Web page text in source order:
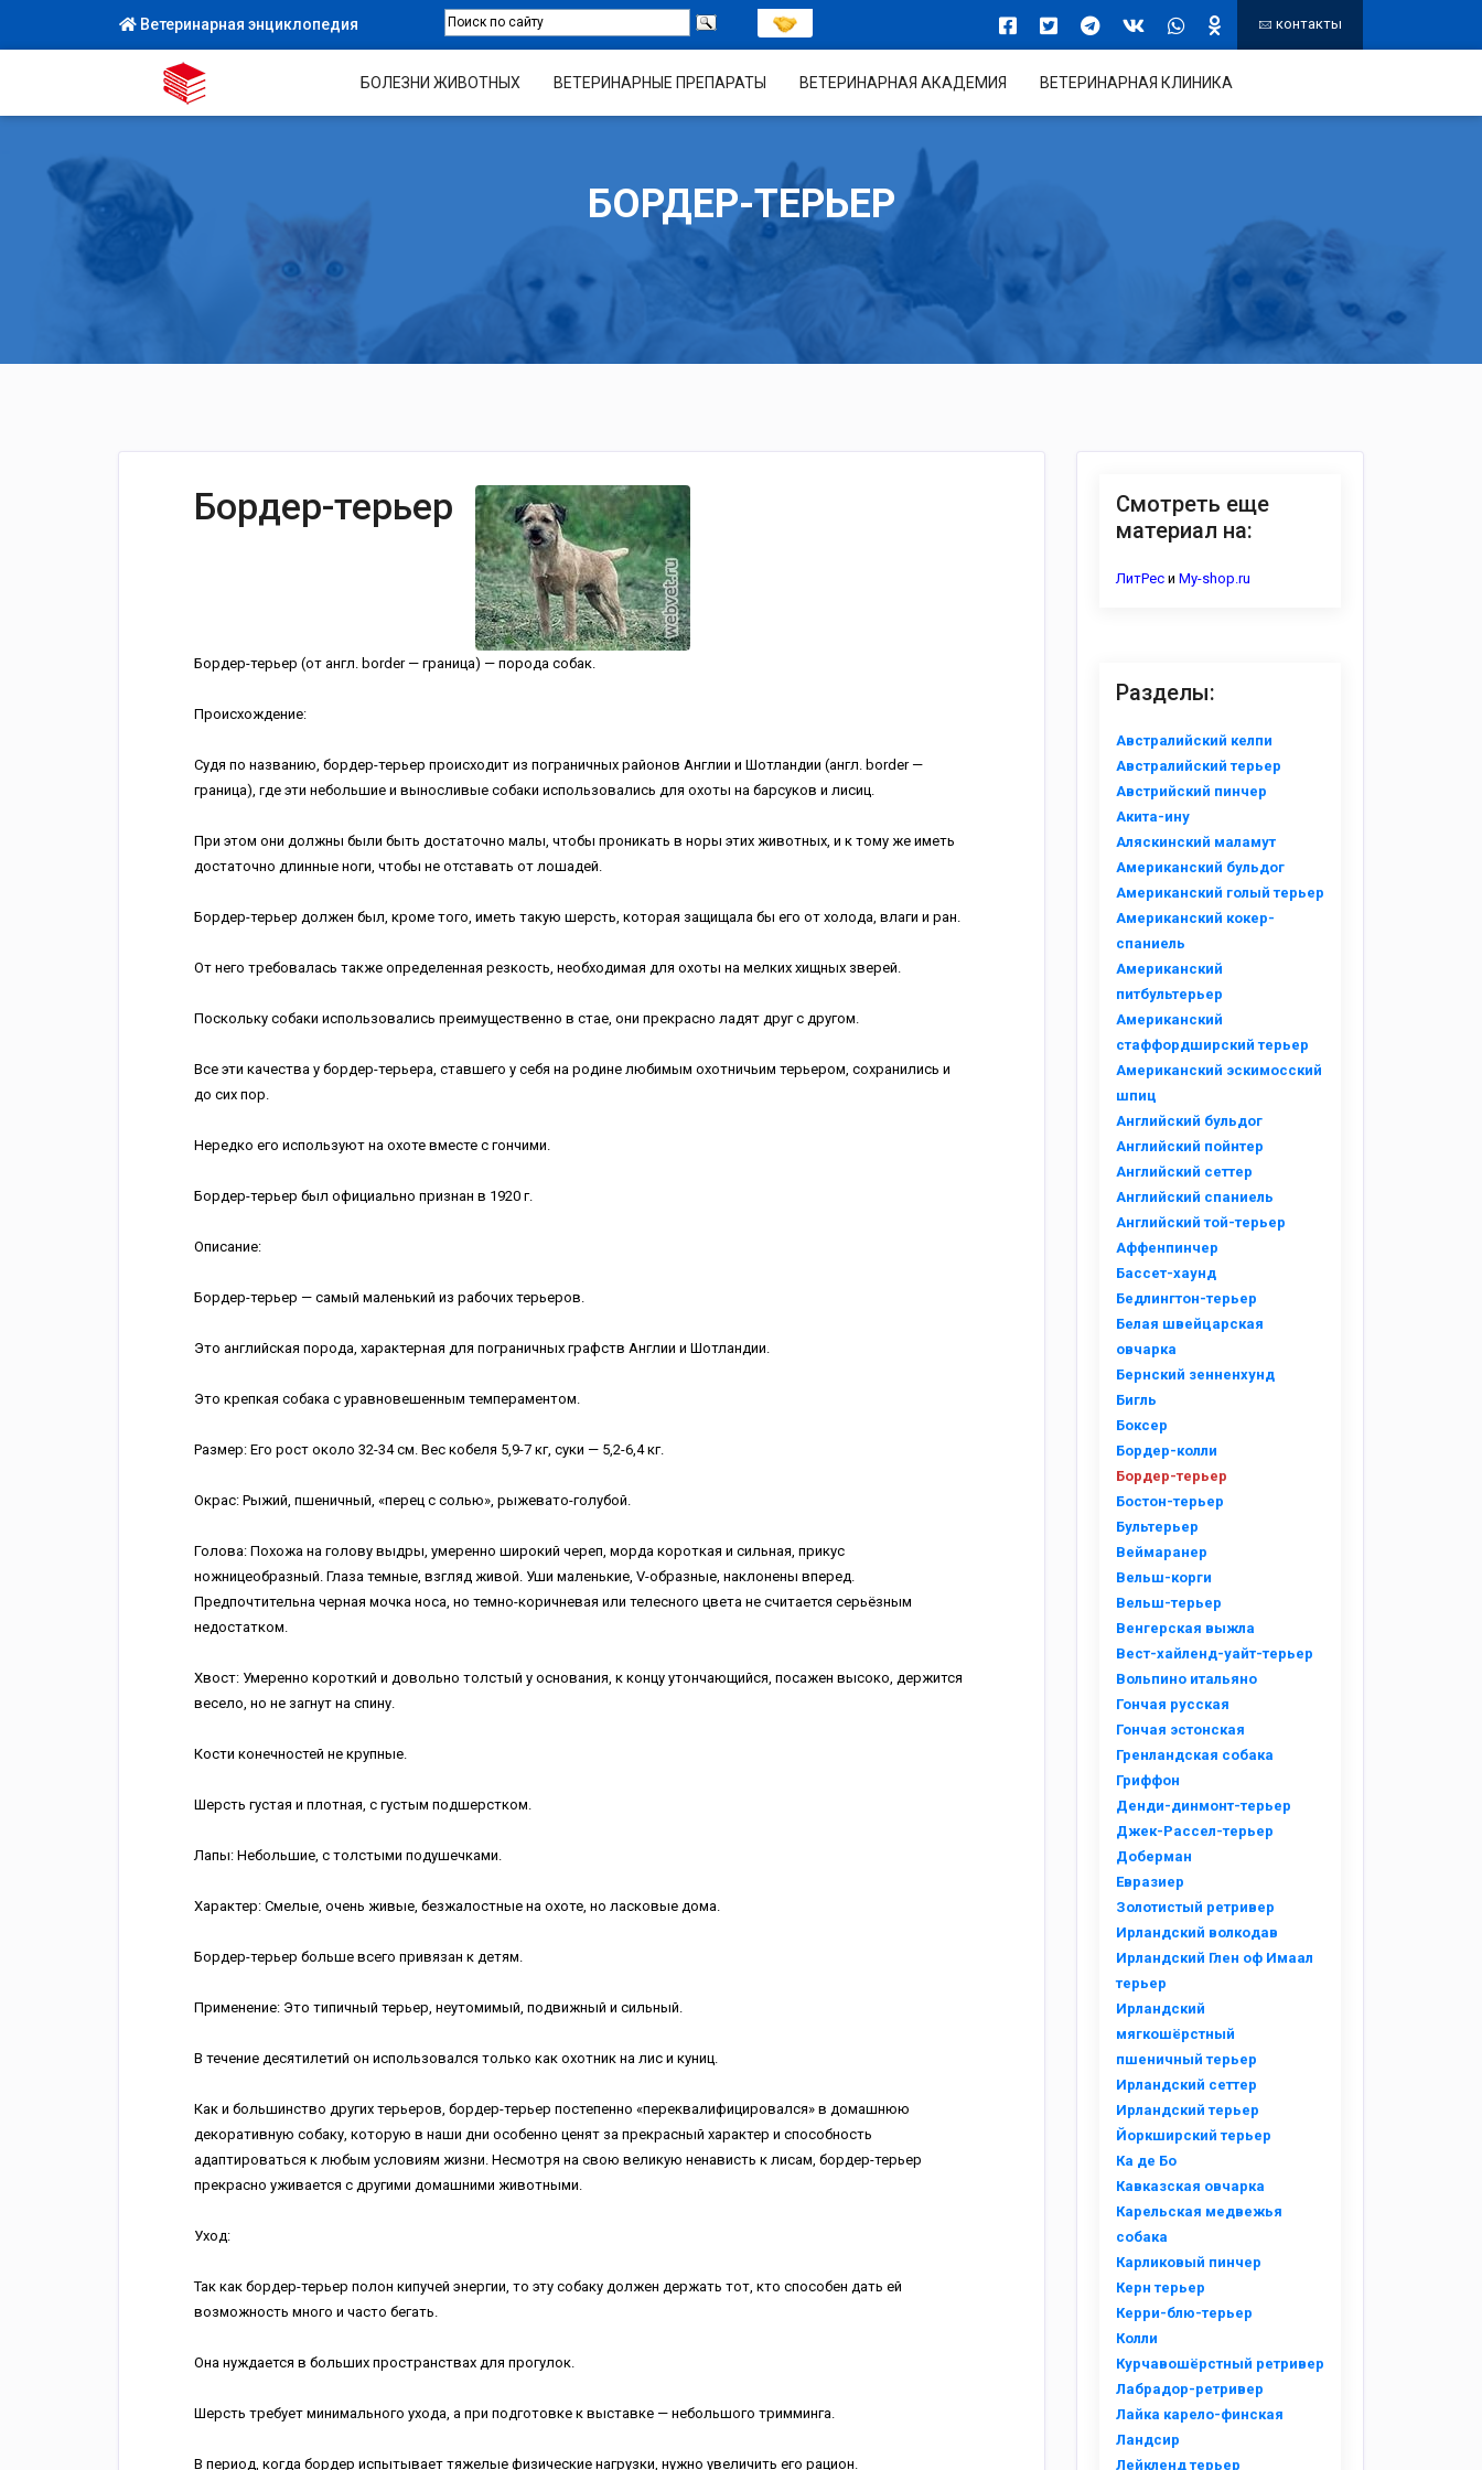
Ветеринарная энциклопедия контакты
БОЛЕЗНИ ЖИВОТНЫХ ВЕТЕРИНАРНЫЕ ПРЕПАРАТЫ ВЕТЕРИНАРНАЯ АКАДЕМИЯ ВЕТЕРИНАРНАЯ КЛИНИКА
БОРДЕР-ТЕРЬЕР
Бордер-терьер
Бордер-терьер (от англ. border — граница) — порода собак.
Происхождение:
Судя по названию, бордер-терьер происходит из пограничных районов Англии и Шотландии (англ. border —
граница), где эти небольшие и выносливые собаки использовались для охоты на барсуков и лисиц.
При этом они должны были быть достаточно малы, чтобы проникать в норы этих животных, и к тому же иметь
достаточно длинные ноги, чтобы не отставать от лошадей.
Бордер-терьер должен был, кроме того, иметь такую шерсть, которая защищала бы его от холода, влаги и ран.
От него требовалась также определенная резкость, необходимая для охоты на мелких хищных зверей.
Поскольку собаки использовались преимущественно в стае, они прекрасно ладят друг с другом.
Все эти качества у бордер-терьера, ставшего у себя на родине любимым охотничьим терьером, сохранились и
до сих пор.
Нередко его используют на охоте вместе с гончими.
Бордер-терьер был официально признан в 1920 г.
Описание:
Бордер-терьер — самый маленький из рабочих терьеров.
Это английская порода, характерная для пограничных графств Англии и Шотландии.
Это крепкая собака с уравновешенным темпераментом.
Размер: Его рост около 32-34 см. Вес кобеля 5,9-7 кг, суки — 5,2-6,4 кг.
Окрас: Рыжий, пшеничный, «перец с солью», рыжевато-голубой.
Голова: Похожа на голову выдры, умеренно широкий череп, морда короткая и сильная, прикус
ножницеобразный. Глаза темные, взгляд живой. Уши маленькие, V-образные, наклонены вперед.
Предпочтительна черная мочка носа, но темно-коричневая или телесного цвета не считается серьёзным
недостатком.
Хвост: Умеренно короткий и довольно толстый у основания, к концу утончающийся, посажен высоко, держится
весело, но не загнут на спину.
Кости конечностей не крупные.
Шерсть густая и плотная, с густым подшерстком.
Лапы: Небольшие, с толстыми подушечками.
Характер: Смелые, очень живые, безжалостные на охоте, но ласковые дома.
Бордер-терьер больше всего привязан к детям.
Применение: Это типичный терьер, неутомимый, подвижный и сильный.
В течение десятилетий он использовался только как охотник на лис и куниц.
Как и большинство других терьеров, бордер-терьер постепенно «переквалифицировался» в домашнюю
декоративную собаку, которую в наши дни особенно ценят за прекрасный характер и способность
адаптироваться к любым условиям жизни. Несмотря на свою великую ненависть к лисам, бордер-терьер
прекрасно уживается с другими домашними животными.
Уход:
Так как бордер-терьер полон кипучей энергии, то эту собаку должен держать тот, кто способен дать ей
возможность много и часто бегать.
Она нуждается в больших пространствах для прогулок.
Шерсть требует минимального ухода, а при подготовке к выставке — небольшого тримминга.
В период, когда бордер испытывает тяжелые физические нагрузки, нужно увеличить его рацион.
Смотреть еще
материал на:
ЛитРеси My-shop.ru
Разделы:
Австралийский келпи
Австралийский терьер
Австрийский пинчер
Акита-ину
Аляскинский маламут
Американский бульдог
Американский голый терьер
Американский кокер-
спаниель
Американский
питбультерьер
Американский
стаффордширский терьер
Американский эскимосский
шпиц
Английский бульдог
Английский пойнтер
Английский сеттер
Английский спаниель
Английский той-терьер
Аффенпинчер
Бассет-хаунд
Бедлингтон-терьер
Белая швейцарская
овчарка
Бернский зенненхунд
Бигль
Боксер
Бордер-колли
Бордер-терьер
Бостон-терьер
Бультерьер
Веймаранер
Вельш-корги
Вельш-терьер
Венгерская выжла
Вест-хайленд-уайт-терьер
Вольпино итальяно
Гончая русская
Гончая эстонская
Гренландская собака
Гриффон
Денди-динмонт-терьер
Джек-Рассел-терьер
Доберман
Евразиер
Золотистый ретривер
Ирландский волкодав
Ирландский Глен оф Имаал
терьер
Ирландский
мягкошёрстный
пшеничный терьер
Ирландский сеттер
Ирландский терьер
Йоркширский терьер
Ка де Бо
Кавказская овчарка
Карельская медвежья
собака
Карликовый пинчер
Керн терьер
Керри-блю-терьер
Колли
Курчавошёрстный ретривер
Лабрадор-ретривер
Лайка карело-финская
Ландсир
Лейкленд терьер